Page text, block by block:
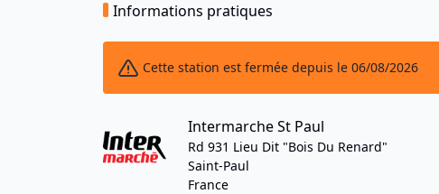
Informations pratiques
Cette station est fermée depuis le 06/08/2026
Intermarche St Paul
Rd 931 Lieu Dit "Bois Du Renard"
Saint-Paul
France